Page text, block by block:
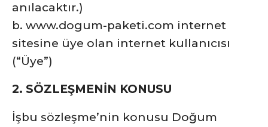
anılacaktır.)
b. www.dogum-paketi.com internet
sitesine üye olan internet kullanıcısı
(“Üye”)
2. SÖZLEŞMENİN KONUSU
İşbu sözleşme’nin konusu Doğum